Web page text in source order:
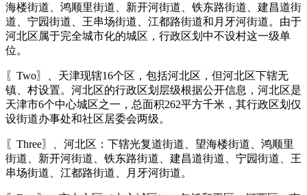
海楼街道、鸿顺里街道、新开河街道、铁东路街道、建昌道街
道、宁园街道、王串场街道、江都路街道和月牙河街道。由于
河北区属于完全城市化的城区，行政区划中不设村这一级单
位。
〖Two〗、天津现辖16个区，包括河北区，但河北区下辖无
镇、村设置。河北区的行政区划层级根据公开信息，河北区是
天津市6个中心城区之一，总面积262平方千米，其行政区划仅
设街道办事处和社区居委会两级。
〖Three〗、河北区：下辖光复道街道、望海楼街道、鸿顺里
街道、新开河街道、铁东路街道、建昌道街道、宁园街道、王
串场街道、江都路街道、月牙河街道。